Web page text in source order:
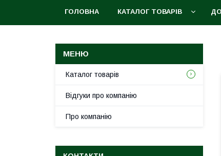
ГОЛОВНА КАТАЛОГ ТОВАРІВ
Каталог товарів
Відгуки про компанію
Про компанію